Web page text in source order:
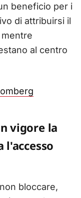
beneficio per i
di attribuirsi il
al centro
vigore la
l'accesso
bloccare,